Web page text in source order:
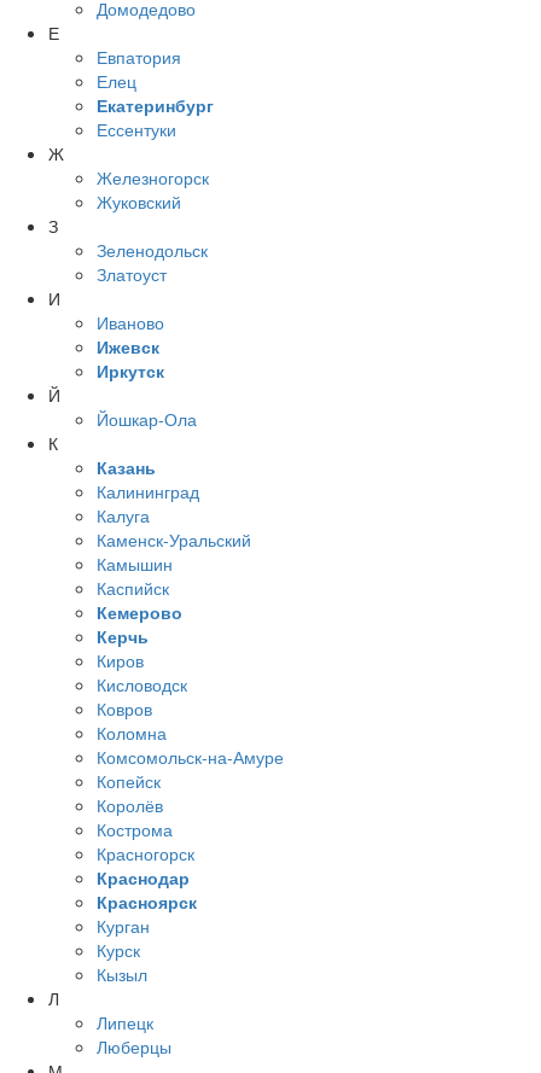
Домодедово
Е
Евпатория
Елец
Екатеринбург
Ессентуки
Ж
Железногорск
Жуковский
З
Зеленодольск
Златоуст
И
Иваново
Ижевск
Иркутск
Й
Йошкар-Ола
К
Казань
Калининград
Калуга
Каменск-Уральский
Камышин
Каспийск
Кемерово
Керчь
Киров
Кисловодск
Ковров
Коломна
Комсомольск-на-Амуре
Копейск
Королёв
Кострома
Красногорск
Краснодар
Красноярск
Курган
Курск
Кызыл
Л
Липецк
Люберцы